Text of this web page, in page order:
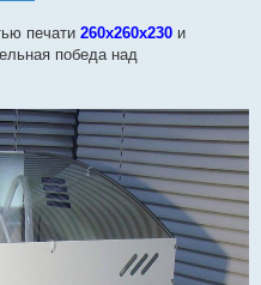
печати 260х260х230 и
победа над